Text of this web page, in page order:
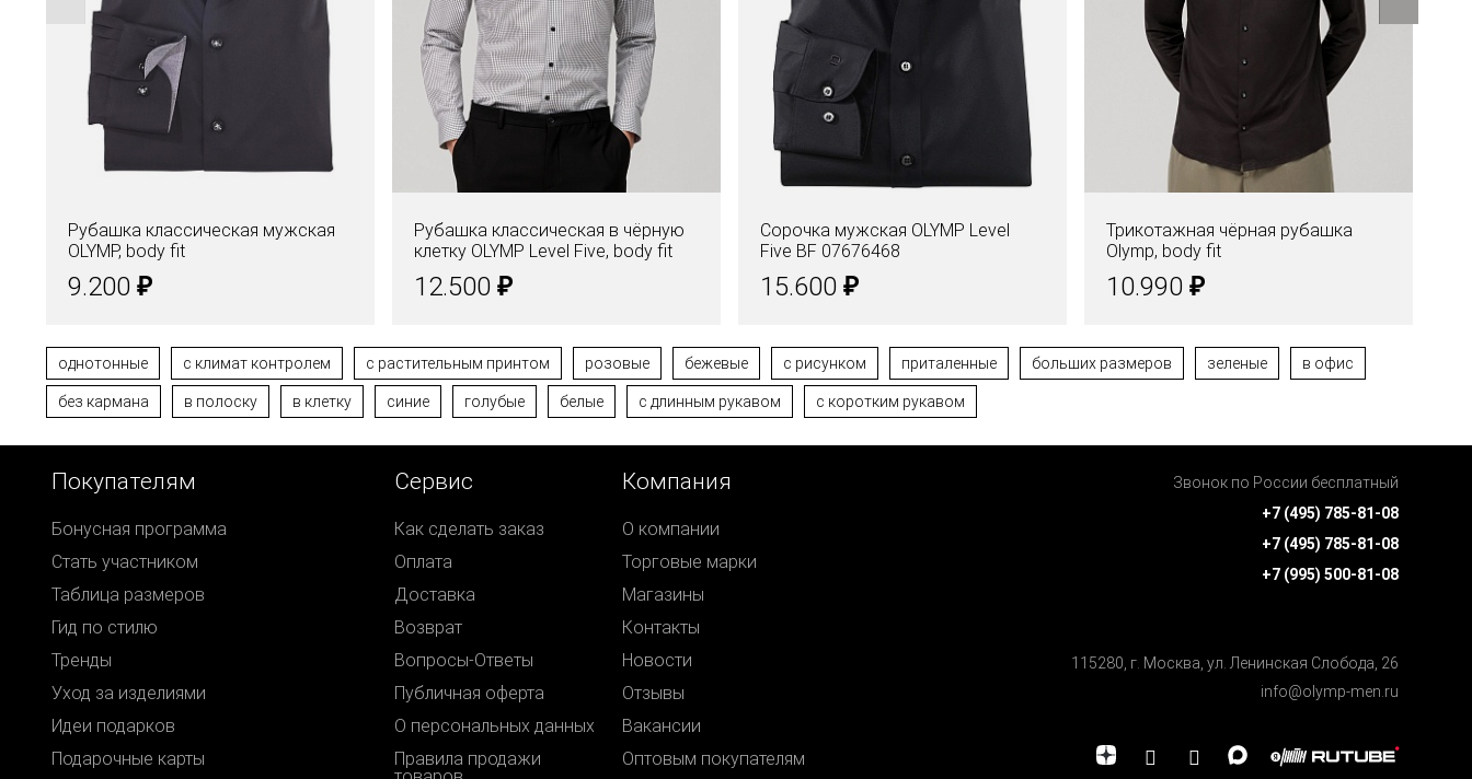
Рубашка классическая мужская
OLYMP, body fit
9.200 ₽
Рубашка классическая в чёрную
клетку OLYMP Level Five, body fit
12.500 ₽
Сорочка мужская OLYMP Level
Five BF 07676468
15.600 ₽
Трикотажная чёрная рубашка
Olymp, body fit
10.990 ₽
однотонные с климат контролем с растительным принтом розовые бежевые с рисунком приталенные больших размеров зеленые в офис
без кармана в полоску в клетку синие голубые белые с длинным рукавом с коротким рукавом
Покупателям
Бонусная программа
Стать участником
Таблица размеров
Гид по стилю
Тренды
Уход за изделиями
Идеи подарков
Подарочные карты
Сервис
Как сделать заказ
Оплата
Доставка
Возврат
Вопросы-Ответы
Публичная оферта
О персональных данных
Правила продажи
Компания
О компании
Торговые марки
Магазины
Контакты
Новости
Отзывы
Вакансии
Оптовым покупателям
Звонок по России бесплатный
+7 (495) 785-81-08
+7 (495) 785-81-08
+7 (995) 500-81-08
115280, г. Москва, ул. Ленинская Cлобода, 26
info@olymp-men.ru